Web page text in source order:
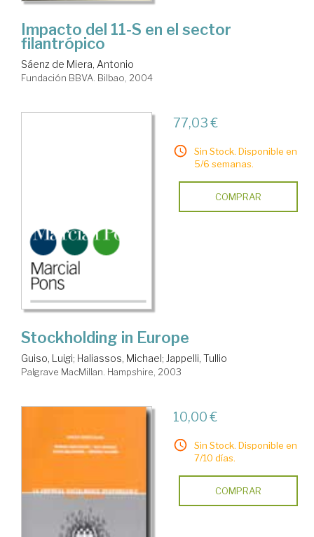
Impacto del 11-S en el sector
filantrópico
Sáenz de Miera, Antonio
Fundación BBVA. Bilbao, 2004
77,03 €
Sin Stock. Disponible en
5/6 semanas.
COMPRAR
Stockholding in Europe
Guiso, Luigi; Haliassos, Michael; Jappelli, Tullio
Palgrave MacMillan. Hampshire, 2003
10,00 €
Sin Stock. Disponible en
7/10 días.
COMPRAR